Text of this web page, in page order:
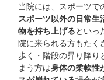
当院には、スポーツで
スポーツ以外の日常生
物を持ち上げるといっ
院に来られる方もたく
歩く・階段の昇り降り
まう方は身体の柔軟性